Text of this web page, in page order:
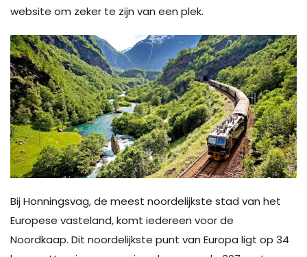
website om zeker te zijn van een plek.
Bij Honningsvag, de meest noordelijkste stad van het
Europese vasteland, komt iedereen voor de
Noordkaap. Dit noordelijkste punt van Europa ligt op 34